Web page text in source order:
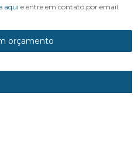
aqui e entre em contato por email.
orçamento